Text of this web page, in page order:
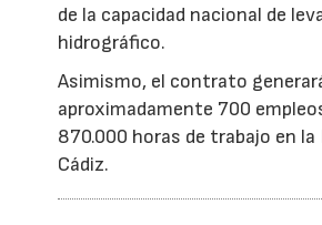
de la capacidad nacional de
hidrográfico.
Asimismo, el contrato
aproximadamente 700
870.000 horas de trabajo en la
Cádiz.